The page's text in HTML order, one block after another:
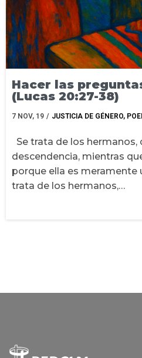
Hacer las
(Lucas 20:27-38)
7 NOV, 19 / JUSTICIA DE GÉNERO
Se trata de los hermanos,
descendencia, mientras
porque ella es meramente
trata de los hermanos,…